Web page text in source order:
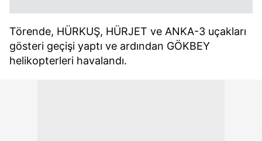
Törende, HÜRKUŞ, HÜRJET ve ANKA-3 uçakları
gösteri geçişi yaptı ve ardından GÖKBEY
helikopterleri havalandı.